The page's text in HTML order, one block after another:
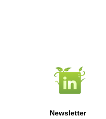
Newsletter